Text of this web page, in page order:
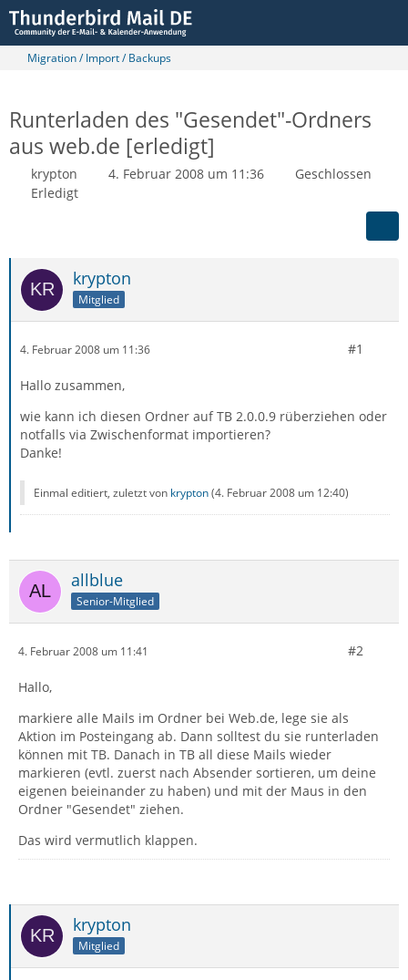
Migration / Import / Backups
Runterladen des "Gesendet"-Ordners
aus web.de [erledigt]
krypton 4. Februar 2008 um 11:36
Geschlossen
Erledigt
krypton
Mitglied
4. Februar 2008 um 11:36 #1
Hallo zusammen,
wie kann ich diesen Ordner auf TB 2.0.0.9 rüberziehen oder
notfalls via Zwischenformat importieren?
Danke!
Einmal editiert, zuletzt von krypton(4. Februar 2008 um 12:40)
allblue
Senior-Mitglied
4. Februar 2008 um 11:41 #2
Hallo,
markiere alle Mails im Ordner bei Web.de, lege sie als
Aktion im Posteingang ab. Dann solltest du sie runterladen
können mit TB. Danach in TB all diese Mails wieder
markieren (evtl. zuerst nach Absender sortieren, um deine
eigenen beieinander zu haben) und mit der Maus in den
Ordner "Gesendet" ziehen.
Das wird vermutlich klappen.
krypton
Mitglied